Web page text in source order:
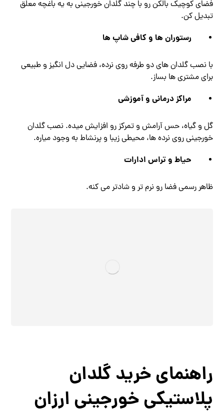
فضای کوچیک بالکن رو با چند گلدان خورجینی به یه باغچه‌ معلق
تبدیل کن.
رستوران ‌ها و کافی ‌شاپ ‌ها
با نصب گلدان ‌های دو طرفه روی نرده، فضایی دل‌ انگیز و طبیعی
برای مشتری‌ ها بساز.
مراکز درمانی و آموزشی
گل و گیاه، حس آرامش و تمرکز رو افزایش میده. نصب گلدان
خورجینی روی نرده‌ ها، محیطی زیبا و پرنشاط به وجود میاره.
حیاط و تراس ادارات
ظاهر رسمی فضا رو نرم ‌تر و شادتر می‌ کنه.
راهنمای خرید گلدان
پلاستیکی خورجینی ارزان